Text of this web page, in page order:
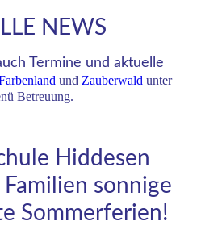
NEWS
Termine und aktuelle
und Zauberwald unter
Betreuung.
Hiddesen
sonnige
Sommerferien!